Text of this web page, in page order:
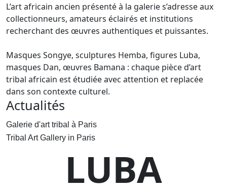
L’art africain ancien présenté à la galerie s’adresse aux
collectionneurs, amateurs éclairés et institutions
recherchant des œuvres authentiques et puissantes.
Masques Songye, sculptures Hemba, figures Luba,
masques Dan, œuvres Bamana : chaque pièce d’art
tribal africain est étudiée avec attention et replacée
dans son contexte culturel.
Actualités
Galerie d'art tribal à Paris
Tribal Art Gallery in Paris
LUBA